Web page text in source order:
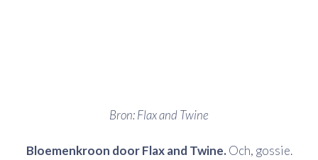
Bron: Flax and Twine
Bloemenkroon door Flax and Twine.Och, gossie.